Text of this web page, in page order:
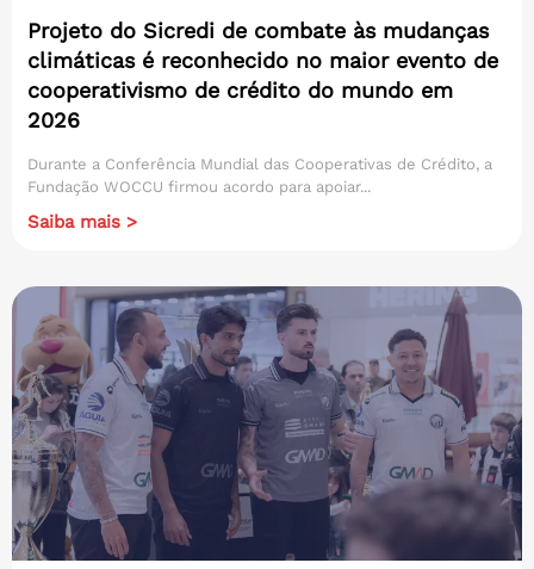
Projeto do Sicredi de combate às mudanças
climáticas é reconhecido no maior evento de
cooperativismo de crédito do mundo em
2026
Durante a Conferência Mundial das Cooperativas de Crédito, a
Fundação WOCCU firmou acordo para apoiar...
Saiba mais >